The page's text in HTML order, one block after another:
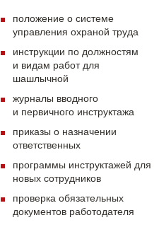
положение о системе
управления охраной труда
инструкции по должностям
и видам работ для
шашлычной
журналы вводного
и первичного инструктажа
приказы о назначении
ответственных
программы инструктажей для
новых сотрудников
проверка обязательных
документов работодателя